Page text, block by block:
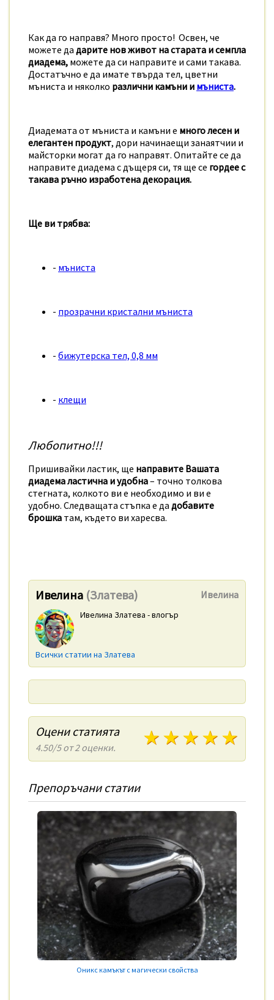
Как да го направя? Много просто! Освен, че
можете да дарите нов живот на старата и семпла
диадема, можете да си направите и сами такава.
Достатъчно е да имате твърда тел, цветни
мъниста и няколко различни камъни и мъниста.
Диадемата от мъниста и камъни е много лесен и
елегантен продукт, дори начинаещи занаятчии и
майсторки могат да го направят. Опитайте се да
направите диадема с дъщеря си, тя ще се гордее с
такава ръчно изработена декорация.
Ще ви трябва:
- мъниста
- прозрачни кристални мъниста
- бижутерска тел, 0,8 мм
- клещи
Любопитно!!!
Пришивайки ластик, ще направите Вашата
диадема ластична и удобна– точно толкова
стегната, колкото ви е необходимо и ви е
удобно. Следващата стъпка е да добавите
брошка там, където ви харесва.
Ивелина (Златева) Ивелина
Ивелина Златева - влогър
Всички статии на Златева
Оцени статията
4.50/5 от 2 оценки. 4
3 звезди
2 звезди
1 звезди
Препоръчани статии
Оникс камъкът с магически свойства